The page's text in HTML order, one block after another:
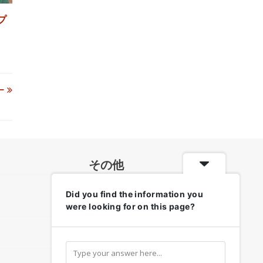
その他
各地のお天気・防災情報
Did you find the information you
were looking for on this page?